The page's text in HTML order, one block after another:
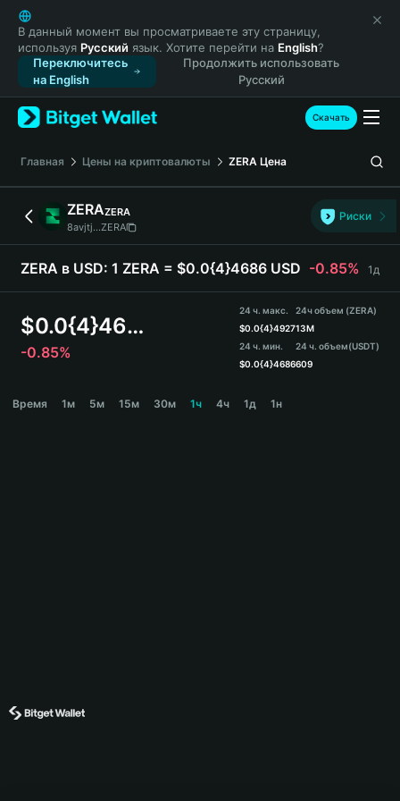
English
日本語
Tiếng Việt
Русский
Español (Latinoamérica)
Türkçe
Français
Deutsch
繁體中文
Português (Portugal)
Bahasa Indonesia
ภาษาไทย
Español
Español (Argentina)
В данный момент вы просматриваете эту страницу,
используя Русский язык. Хотите перейти на English?
Переключитесь
на English
Продолжить использовать
Русский
Скачать
Главная Цены на криптовалюты ZERA Цена
ZERAZERA
8avjtj...ZERA
Риски
ZERA в USD: 1 ZERA = $0.0{4}4686 USD -0.85% 1д
$0.0{4}4686
-0.85%
24 ч. макс.
$0.0{4}4927
24 ч. мин.
$0.0{4}4686
24ч объем (ZERA)
13M
24 ч. объем(USDT)
609
Время 1м 5м 15м 30м 1ч 4ч 1д 1н